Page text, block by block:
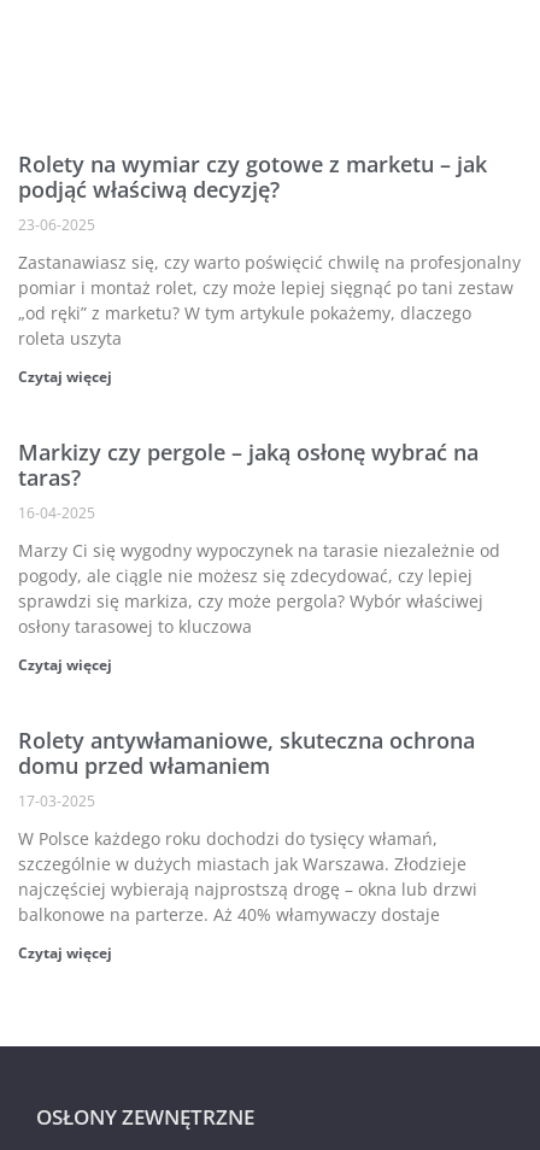
Rolety na wymiar czy gotowe z marketu – jak
podjąć właściwą decyzję?
23-06-2025
Zastanawiasz się, czy warto poświęcić chwilę na profesjonalny
pomiar i montaż rolet, czy może lepiej sięgnąć po tani zestaw
„od ręki” z marketu? W tym artykule pokażemy, dlaczego
roleta uszyta
Czytaj więcej
Markizy czy pergole – jaką osłonę wybrać na
taras?
16-04-2025
Marzy Ci się wygodny wypoczynek na tarasie niezależnie od
pogody, ale ciągle nie możesz się zdecydować, czy lepiej
sprawdzi się markiza, czy może pergola? Wybór właściwej
osłony tarasowej to kluczowa
Czytaj więcej
Rolety antywłamaniowe, skuteczna ochrona
domu przed włamaniem
17-03-2025
W Polsce każdego roku dochodzi do tysięcy włamań,
szczególnie w dużych miastach jak Warszawa. Złodzieje
najczęściej wybierają najprostszą drogę – okna lub drzwi
balkonowe na parterze. Aż 40% włamywaczy dostaje
Czytaj więcej
OSŁONY ZEWNĘTRZNE